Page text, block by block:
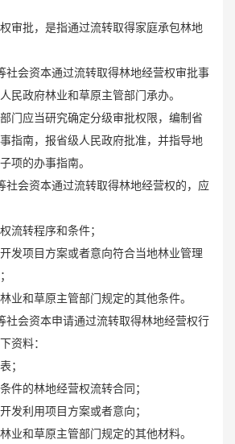
审批，是指通过流转取得家庭承包林地
社会资本通过流转取得林地经营权审批事
民政府林业和草原主管部门承办。
门应当研究确定分级审批权限，编制省
指南，报省级人民政府批准，并指导地
项的办事指南。
社会资本通过流转取得林地经营权的，应
流转程序和条件；
发项目方案或者意向符合当地林业管理
业和草原主管部门规定的其他条件。
社会资本申请通过流转取得林地经营权行
资料：
；
件的林地经营权流转合同；
发利用项目方案或者意向；
业和草原主管部门规定的其他材料。